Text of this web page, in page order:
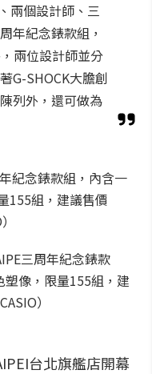
兩個設計師、三
年紀念錶款組，
兩位設計師並分
G-SHOCK大膽創
列外，還可做為
三周年紀念錶款
像，限量155組，建
）
台北旗艦店開幕